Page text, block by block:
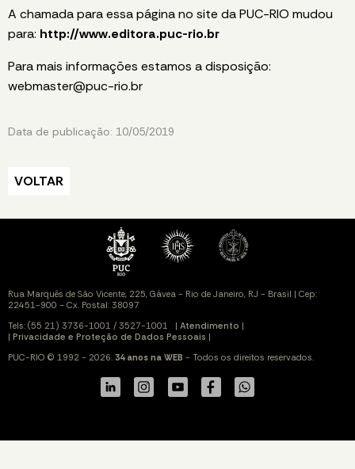
A chamada para essa página no site da PUC-RIO mudou
para: http://www.editora.puc-rio.br
Para mais informações estamos a disposição:
webmaster@puc-rio.br
Data de publicação: 10/05/2019
VOLTAR